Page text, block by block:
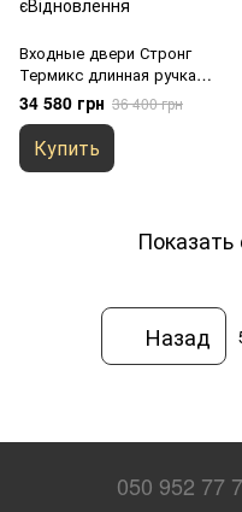
Входные двери Стронг
Термикс длинная ручка
Антрацит / Белый атлас
34 580 грн 36 400 грн
Купить
Назад
050 952 77